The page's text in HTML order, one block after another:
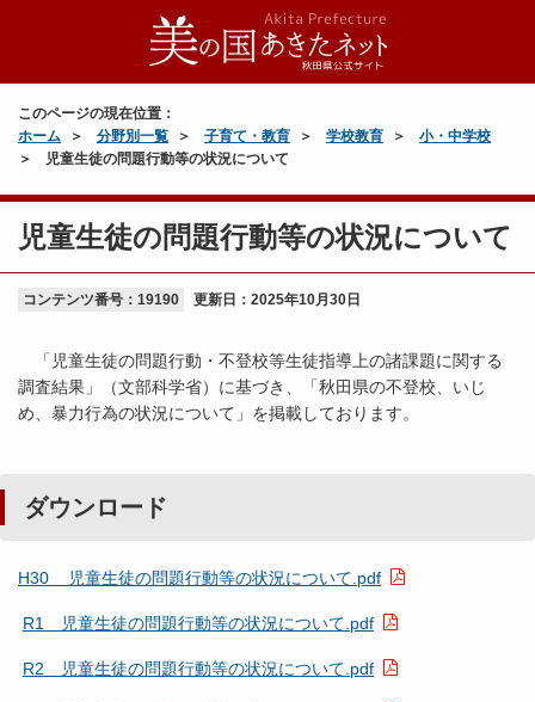
このページの現在位置：
ホーム
分野別一覧 子育て・教育 学校教育
小・中学校
児童生徒の問題行動等の状況について
児童生徒の問題行動等の状況について
コンテンツ番号：19190 更新日： 2025年10月30日
「児童生徒の問題行動・不登校等生徒指導上の諸課題に関する
調査結果」（文部科学省）に基づき、「秋田県の不登校、いじ
め、暴力行為の状況について」を掲載しております。
ダウンロード
H30 児童生徒の問題行動等の状況について.pdf
R1 児童生徒の問題行動等の状況について.pdf
R2 児童生徒の問題行動等の状況について.pdf